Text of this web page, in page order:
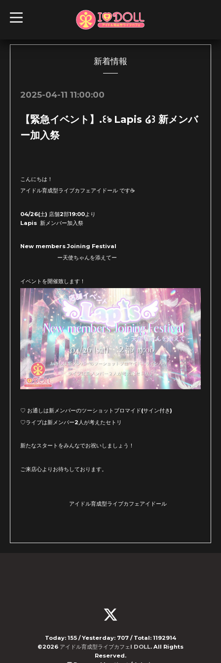
t
o
l
新着情報
2025-04-11 11:00:00
【緊急イベント】.꒰ঌ Lapis ໒꒱ 新メンバ
ー加入祭
こんにちは！
アイドル育成型ライブカフェアイドール です☕️
04/26(土) 店舗2部19:00より
Lapis 新メンバー加入祭
New members Joining Festival
ー天使ちゃんを添えてー
イベントを開催致します！
♡ お通しは新メンバーのツーショットブロマイド(サイン付き)
♡ライブは新メンバー2人が考えたセトリ
新たなスタートをみんなでお祝いしましょう！
ご来店心よりお待ちしております。
アイドル育成型ライブカフェアイドール
Today: 155 / Yesterday: 707 / Total: 1192914
©2026 アイドル育成型ライブカフェI DOLL. All Rights
Reserved.